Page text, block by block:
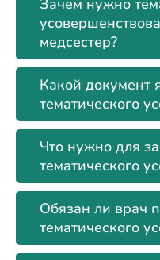
Зачем нужно
медсестер?
Какой документ
тематического
Что нужно для
тематического
Обязан ли врач
тематического